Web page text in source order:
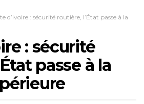
d’Ivoire : sécurité routière, l’État passe à la
: sécurité
passe à la